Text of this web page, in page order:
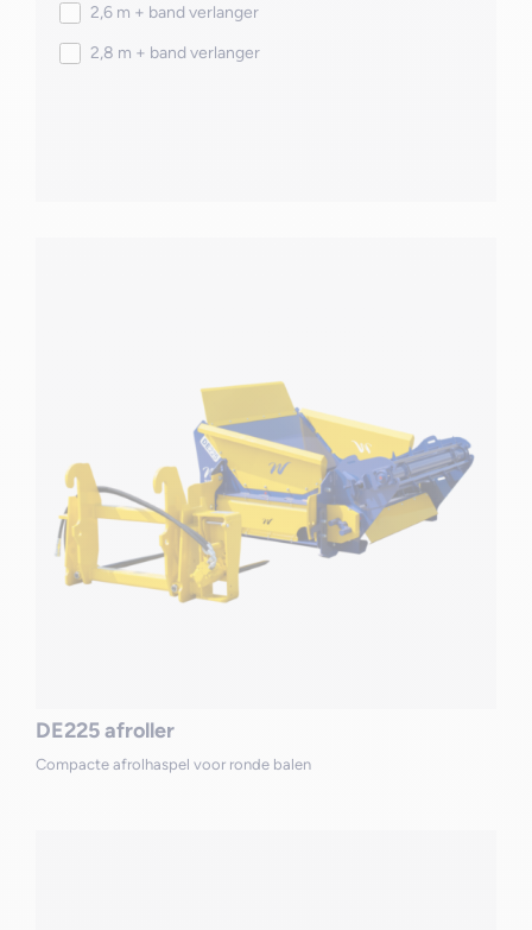
2,6 m + band verlanger
2,8 m + band verlanger
DE225 afroller
Compacte afrolhaspel voor ronde balen